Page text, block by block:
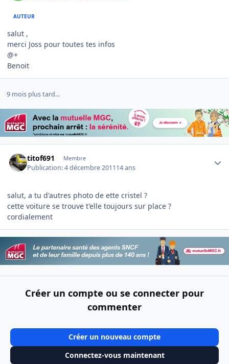
AUTEUR
salut ,
merci Joss pour toutes tes infos
@+
Benoit
9 mois plus tard...
titof691 Membre
Publication:4 décembre 201114 ans
salut, a tu d'autres photo de ette cristel ?
cette voiture se trouve t'elle toujours sur place ?
cordialement
Créer un compte ou se connecter pour
commenter
Créer un nouveau compte
Connectez-vous maintenant